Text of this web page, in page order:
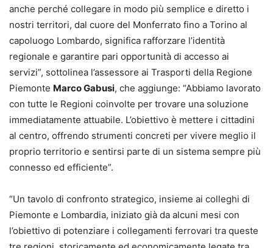
anche perché collegare in modo più semplice e diretto i
nostri territori, dal cuore del Monferrato fino a Torino al
capoluogo Lombardo, significa rafforzare l’identità
regionale e garantire pari opportunità di accesso ai
servizi”, sottolinea l’assessore ai Trasporti della Regione
Piemonte Marco Gabusi, che aggiunge: “Abbiamo lavorato
con tutte le Regioni coinvolte per trovare una soluzione
immediatamente attuabile. L’obiettivo è mettere i cittadini
al centro, offrendo strumenti concreti per vivere meglio il
proprio territorio e sentirsi parte di un sistema sempre più
connesso ed efficiente”.
“Un tavolo di confronto strategico, insieme ai colleghi di
Piemonte e Lombardia, iniziato già da alcuni mesi con
l’obiettivo di potenziare i collegamenti ferrovari tra queste